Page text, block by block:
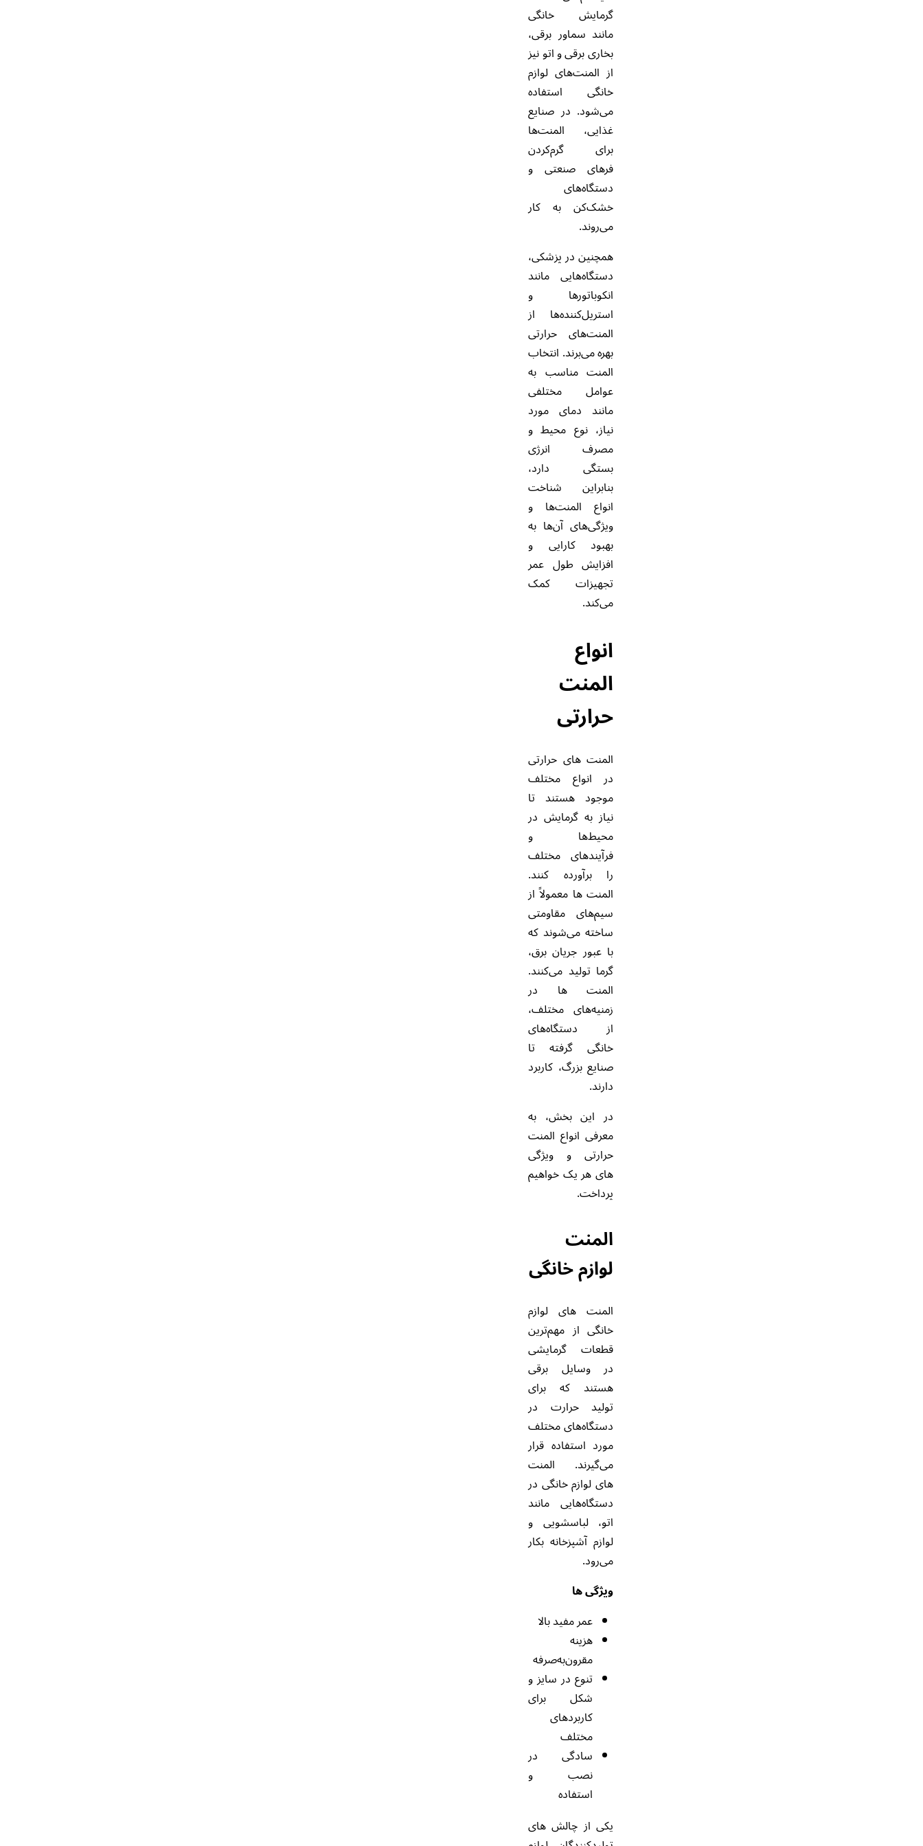
گرمایش خانگی
مانند سماور برقی،
بخاری برقی و اتو نیز
از المنت‌های لوازم
خانگی استفاده
می‌شود. در صنایع
غذایی، المنت‌ها
برای گرم‌کردن
فرهای صنعتی و
دستگاه‌های
خشک‌کن به کار
می‌روند.
همچنین در پزشکی،
دستگاه‌هایی مانند
انکوباتورها و
استریل‌کننده‌ها از
المنت‌های حرارتی
بهره می‌برند. انتخاب
المنت مناسب به
عوامل مختلفی
مانند دمای مورد
نیاز، نوع محیط و
مصرف انرژی
بستگی دارد،
بنابراین شناخت
انواع المنت‌ها و
ویژگی‌های آن‌ها به
بهبود کارایی و
افزایش طول عمر
تجهیزات کمک
می‌کند.
انواع
المنت
حرارتی
المنت های حرارتی
در انواع مختلف
موجود هستند تا
نیاز به گرمایش در
محیط‌ها و
فرآیندهای مختلف
را برآورده کنند.
المنت ها معمولاً از
سیم‌های مقاومتی
ساخته می‌شوند که
با عبور جریان برق،
گرما تولید می‌کنند.
المنت ها در
زمنیه‌های مختلف،
از دستگاه‌های
خانگی گرفته تا
صنایع بزرگ، کاربرد
دارند.
در این بخش، به
معرفی انواع المنت
حرارتی و ویژگی
های هر یک خواهیم
پرداخت.
المنت
لوازم خانگی
المنت های لوازم
خانگی از مهم‌ترین
قطعات گرمایشی
در وسایل برقی
هستند که برای
تولید حرارت در
دستگاه‌های مختلف
مورد استفاده قرار
می‌گیرند. المنت
های لوازم خانگی در
دستگاه‌هایی مانند
اتو، لباسشویی و
لوازم آشپزخانه بکار
می‌رود.
ویژگی ها
عمر مفید بالا
هزینه
مقرون‌به‌صرفه
تنوع در سایز و
شکل برای
کاربردهای
مختلف
سادگی در
نصب و
استفاده
یکی از چالش های